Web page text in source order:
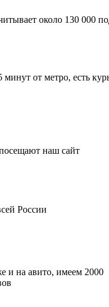
около 130 000
от метро, есть
наш сайт
России
и на авито, имеем 2000